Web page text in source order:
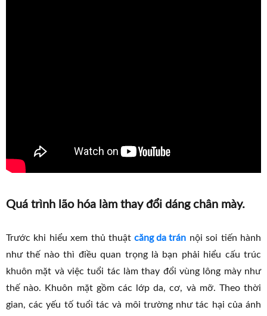
Quá trình lão hóa làm thay đổi dáng chân mày.
Trước khi hiểu xem thủ thuậtcăng da trán nội soi tiến hành
như thế nào thì điều quan trọng là bạn phải hiểu cấu trúc
khuôn mặt và việc tuổi tác làm thay đổi vùng lông mày như
thế nào. Khuôn mặt gồm các lớp da, cơ, và mỡ. Theo thời
gian, các yếu tố tuổi tác và môi trường như tác hại của ánh